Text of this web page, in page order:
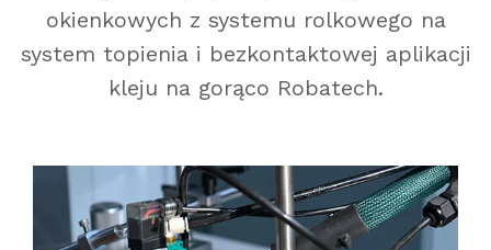
okienkowych z systemu rolkowego na
system topienia i bezkontaktowej aplikacji
kleju na gorąco Robatech.